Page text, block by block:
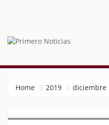
Home 2019 diciembre